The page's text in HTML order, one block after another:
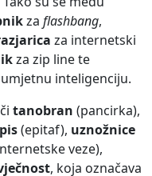
za flashbang,
za internetski
za zip line te
inteligenciju.
tanobran (pancirka),
(epitaf), uznožnice
veze),
, koja označava